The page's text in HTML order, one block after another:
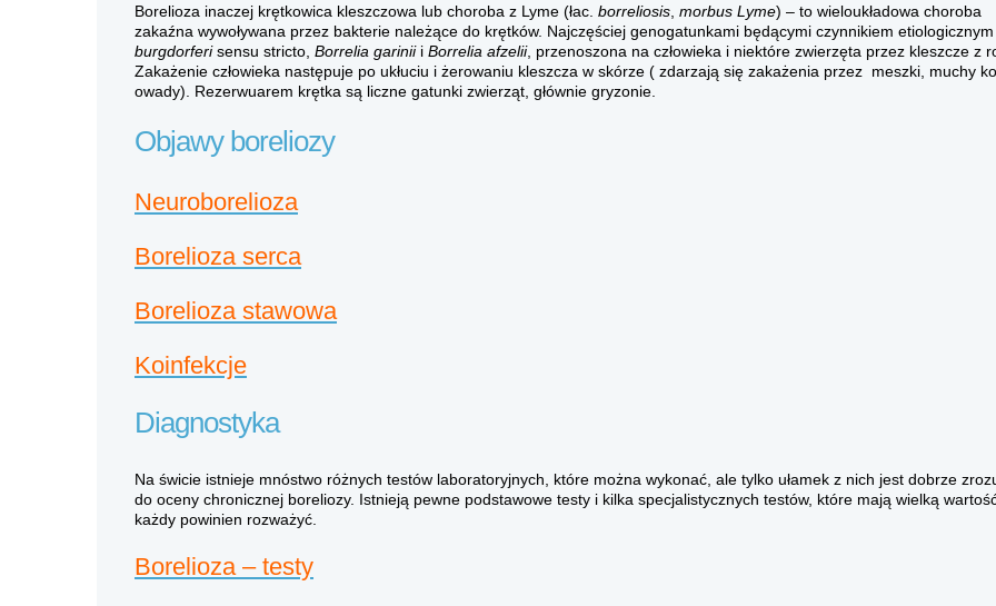
Borelioza inaczej krętkowica kleszczowa lub choroba z Lyme (łac. borreliosis morbus Lyme) – to wieloukładowa choroba
zakaźna wywoływana przez bakterie należące do krętków. Najczęściej genogatunkami będącymi czynnikiem
burgdorferisensu stricto, Borrelia gariniii Borrelia afzelii, przenoszona na człowieka i niektóre zwierzęta przez kleszcze z
Zakażenie człowieka następuje po ukłuciu i żerowaniu kleszcza w skórze ( zdarzają się zakażenia przez meszki, muchy
owady). Rezerwuarem krętka są liczne gatunki zwierząt, głównie gryzonie.
Objawy boreliozy
Neuroborelioza
Borelioza serca
Borelioza stawowa
Koinfekcje
Diagnostyka
Na świcie istnieje mnóstwo różnych testów laboratoryjnych, które można wykonać, ale tylko ułamek z nich jest dobrze
do oceny chronicznej boreliozy. Istnieją pewne podstawowe testy i kilka specjalistycznych testów, które mają wielką
każdy powinien rozważyć.
Borelioza – testy